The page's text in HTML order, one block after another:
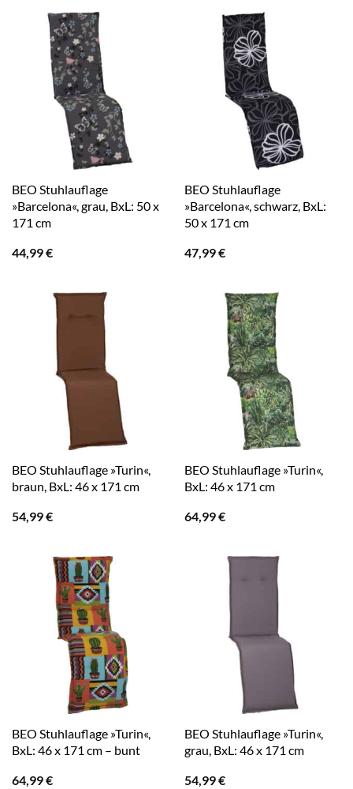
BEO Stuhlauflage
»Barcelona«, grau, BxL: 50 x
171 cm
44,99€
BEO Stuhlauflage
»Barcelona«, schwarz, BxL:
50 x 171 cm
47,99€
BEO Stuhlauflage »Turin«,
braun, BxL: 46 x 171 cm
54,99€
BEO Stuhlauflage »Turin«,
BxL: 46 x 171 cm
64,99€
BEO Stuhlauflage »Turin«,
BxL: 46 x 171 cm – bunt
64,99€
BEO Stuhlauflage »Turin«,
grau, BxL: 46 x 171 cm
54,99€